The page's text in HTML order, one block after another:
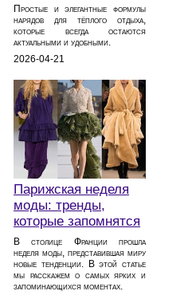
Простые и элегантные формулы
нарядов для тёплого отдыха,
которые всегда остаются
актуальными и удобными.
2026-04-21
Парижская неделя
моды: тренды,
которые запомнятся
В столице Франции прошла
неделя моды, представившая миру
новые тенденции. В этой статье
мы расскажем о самых ярких и
запоминающихся моментах.